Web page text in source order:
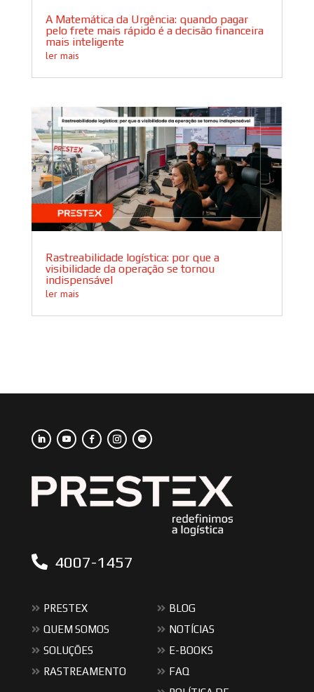
A Matemática da Urgência: quando pagar
pelo frete mais rápido é a decisão financeira
mais inteligente
ler mais
Rastreabilidade logística: por que a
visibilidade da operação se tornou
indispensável
ler mais
4007-1457
PRESTEX
QUEM SOMOS
SOLUÇÕES
RASTREAMENTO
BLOG
NOTÍCIAS
E-BOOKS
FAQ